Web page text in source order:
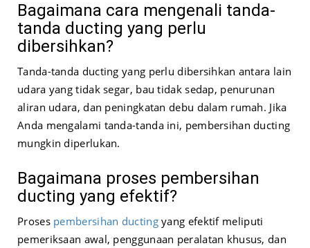
Bagaimana cara mengenali tanda-
tanda ducting yang perlu
dibersihkan?
Tanda-tanda ducting yang perlu dibersihkan antara lain
udara yang tidak segar, bau tidak sedap, penurunan
aliran udara, dan peningkatan debu dalam rumah. Jika
Anda mengalami tanda-tanda ini, pembersihan ducting
mungkin diperlukan.
Bagaimana proses pembersihan
ducting yang efektif?
Proses pembersihan ductingyang efektif meliputi
pemeriksaan awal, penggunaan peralatan khusus, dan